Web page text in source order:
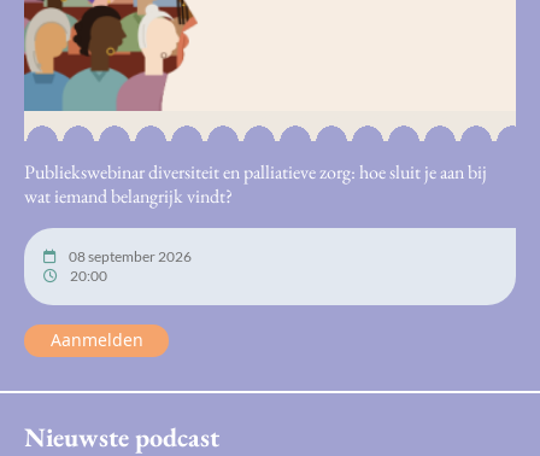
Publiekswebinar diversiteit en palliatieve zorg: hoe sluit je aan bij
wat iemand belangrijk vindt?
08 september 2026
20:00
Aanmelden
Nieuwste podcast